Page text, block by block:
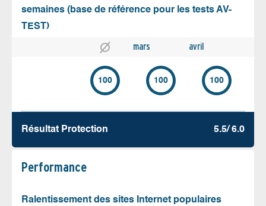
semaines (base de référence pour les tests AV-
TEST)
mars avril
100 100 100
Résultat Protection 5.5/ 6.0
Performance
Ralentissement des sites Internet populaires